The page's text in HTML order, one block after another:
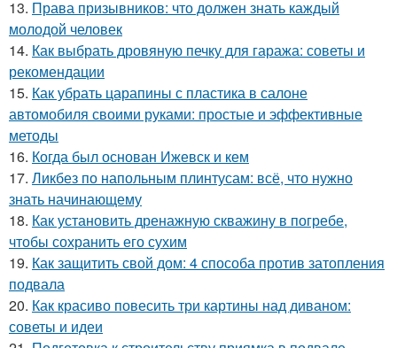
13. Права призывников: что должен знать каждый
молодой человек
14. Как выбрать дровяную печку для гаража: советы и
рекомендации
15. Как убрать царапины с пластика в салоне
автомобиля своими руками: простые и эффективные
методы
16. Когда был основан Ижевск и кем
17. Ликбез по напольным плинтусам: всё, что нужно
знать начинающему
18. Как установить дренажную скважину в погребе,
чтобы сохранить его сухим
19. Как защитить свой дом: 4 способа против затопления
подвала
20. Как красиво повесить три картины над диваном:
советы и идеи